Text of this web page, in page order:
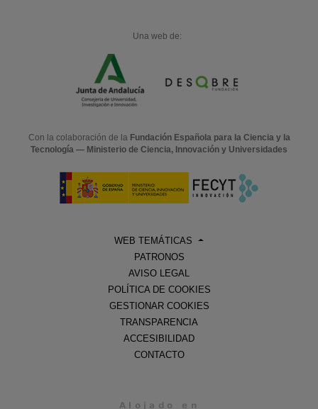
Una web de:
Con la colaboración de la Fundación Española para la Ciencia y la
Tecnología — Ministerio de Ciencia, Innovación y Universidades
WEB TEMÁTICAS
PATRONOS
AVISO LEGAL
POLÍTICA DE COOKIES
GESTIONAR COOKIES
TRANSPARENCIA
ACCESIBILIDAD
CONTACTO